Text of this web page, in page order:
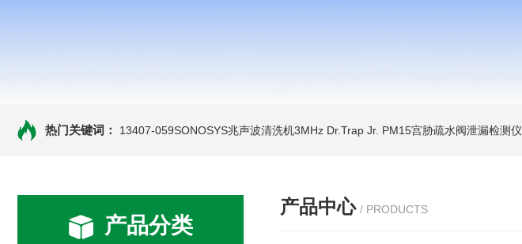
热门关键词： 13407-059SONOSYS兆声波清洗机3MHz Dr.Trap Jr. PM15宫胁疏水阀泄漏检测仪
产品分类
产品中心 / PRODUCTS